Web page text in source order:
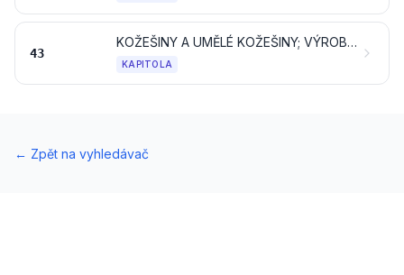
43
KOŽEŠINY A UMĚLÉ KOŽEŠINY; VÝROBKY Z NICH
KAPITOLA
← Zpět na vyhledávač